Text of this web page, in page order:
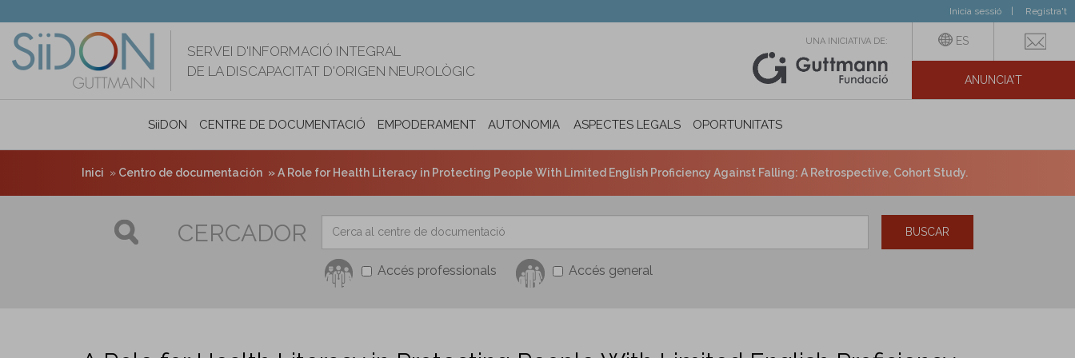
contingut
Inicia sessió Registra't
SERVEI D'INFORMACIÓ INTEGRAL
DE LA DISCAPACITAT D'ORIGEN NEUROLÒGIC
UNA INICIATIVA DE: ES
ANUNCIA'T
SiiDON CENTRE DE DOCUMENTACIÓ EMPODERAMENT AUTONOMIA PERSONAL I INCLUSIÓ SOCIAL
ASPECTES LEGALS OPORTUNITATS
Inici Centro de documentación A Role for Health Literacy in Protecting People With Limited English Proficiency Against Falling: A Retrospective, Cohort Study.
CERCADOR
Accés professionals Accés general
BUSCAR